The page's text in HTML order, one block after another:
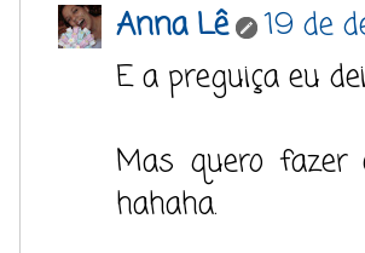
Anna Lê
19 de
E a preguiça eu
Mas quero fazer
hahaha.